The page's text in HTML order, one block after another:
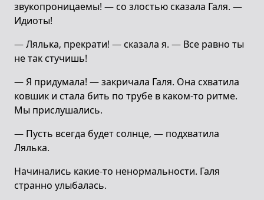
звукопроницаемы! — со злостью сказала Галя. —
Идиоты!
— Лялька, прекрати! — сказала я. — Все равно ты
не так стучишь!
— Я придумала! — закричала Галя. Она схватила
ковшик и стала бить по трубе в каком-то ритме.
Мы прислушались.
— Пусть всегда будет солнце, — подхватила
Лялька.
Начинались какие-то ненормальности. Галя
странно улыбалась.